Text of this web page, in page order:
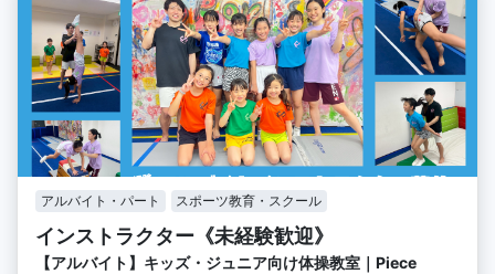
アルバイト・パート スポーツ教育・スクール
インストラクター《未経験歓迎》
【アルバイト】キッズ・ジュニア向け体操教室｜Piece